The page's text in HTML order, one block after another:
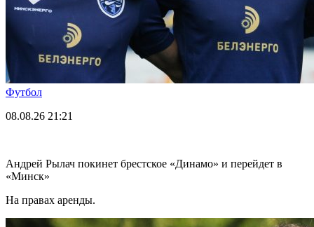
Футбол
08.08.26 21:21
Андрей Рылач покинет брестское «Динамо» и перейдет в
«Минск»
На правах аренды.